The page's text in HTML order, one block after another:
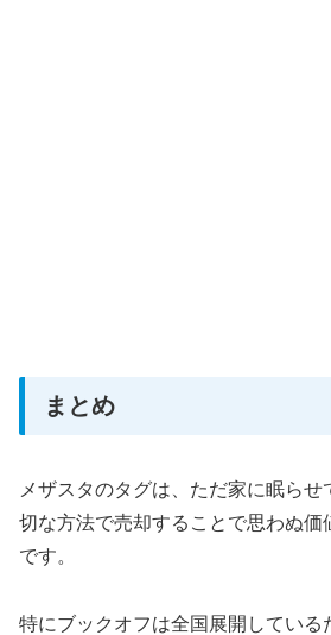
まとめ
メザスタのタグは、ただ家に眠ら
切な方法で売却することで思わぬ価
です。
特にブックオフは全国展開している